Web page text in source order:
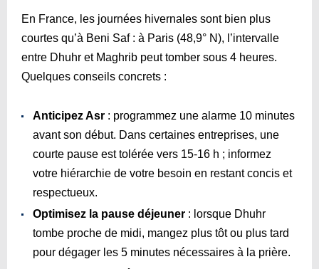
En France, les journées hivernales sont bien plus
courtes qu’à Beni Saf : à Paris (48,9° N), l’intervalle
entre Dhuhr et Maghrib peut tomber sous 4 heures.
Quelques conseils concrets :
Anticipez Asr : programmez une alarme 10 minutes
avant son début. Dans certaines entreprises, une
courte pause est tolérée vers 15-16 h ; informez
votre hiérarchie de votre besoin en restant concis et
respectueux.
Optimisez la pause déjeuner : lorsque Dhuhr
tombe proche de midi, mangez plus tôt ou plus tard
pour dégager les 5 minutes nécessaires à la prière.